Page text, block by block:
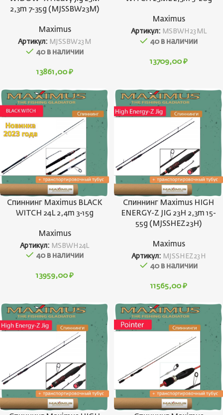
2,3m 7-35g (MJSSBW23M)
Maximus
Артикул: MJSSBW23M
40 в наличии
13861,00 ₽
Maximus
Артикул: MSBWH23ML
40 в наличии
13709,00 ₽
Спиннинг Maximus BLACK
WITCH 24L 2,4m 3-15g
Maximus
Артикул: MSBWH24L
40 в наличии
13959,00 ₽
Спиннинг Maximus HIGH
ENERGY-Z JIG 23H 2,3m 15-
55g (MJSSHEZ23H)
Maximus
Артикул: MJSSHEZ23H
40 в наличии
11565,00 ₽